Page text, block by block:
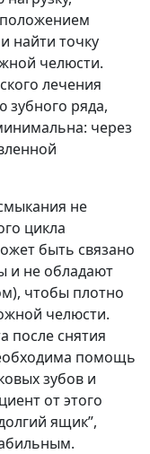
положением
найти точку
челюсти.
лечения
зубного ряда,
через
не
цикла
быть связано
и не обладают
чтобы плотно
челюсти.
после снятия
помощь
зубов и
от этого
ящик”,